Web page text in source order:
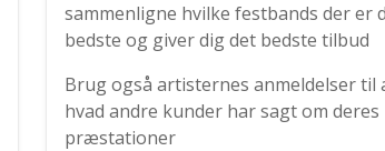
sammenligne hvilke festbands der er
bedste og giver dig det bedste tilbud
Brug også artisternes anmeldelser til
hvad andre kunder har sagt om deres
præstationer